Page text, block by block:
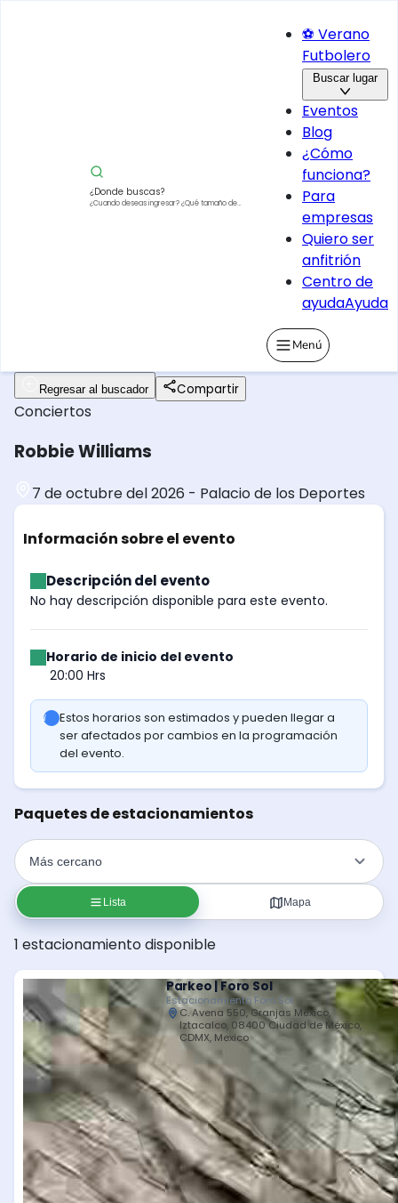
¿Donde buscas?
¿Cuando deseas ingresar?¿Qué tamaño de
⚽ Verano
Futbolero
Buscar lugar
Eventos
Blog
¿Cómo
funciona?
Para
empresas
Quiero ser
anfitrión
Centro de
ayudaAyuda
Menú
Regresar al buscador Compartir
Conciertos
Robbie Williams
7 de octubre del 2026 - Palacio de los Deportes
Información sobre el evento
Descripción del evento
No hay descripción disponible para este evento.
Horario de inicio del evento
20:00 Hrs
Estos horarios son estimados y pueden llegar a
ser afectados por cambios en la programación
del evento.
Paquetes de estacionamientos
Lista Mapa
1 estacionamiento disponible
Parkeo | Foro Sol
Estacionamiento Foro Sol
C. Avena 550, Granjas México,
Iztacalco, 08400 Ciudad de México,
CDMX, Mexico